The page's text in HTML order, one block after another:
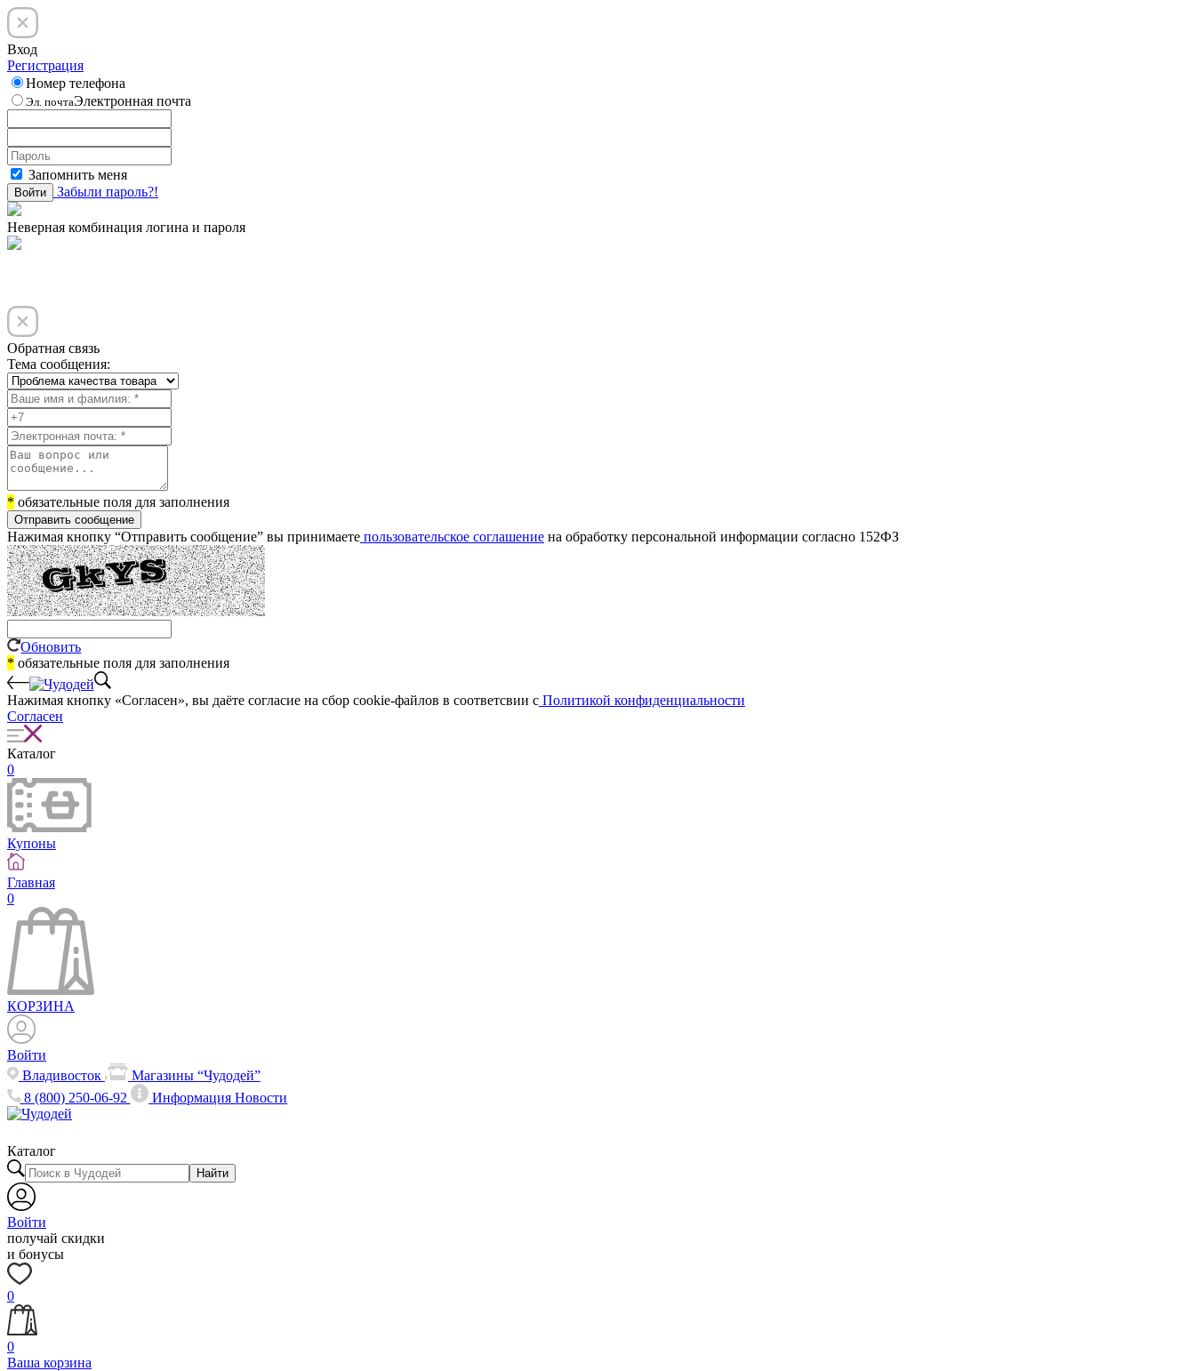
Вход
Регистрация
Номер телефона
Эл. почтаЭлектронная почта
Запомнить меня
Войти Забыли пароль?!
Неверная комбинация логина и пароля
Обратная связь
Тема сообщения:
* обязательные поля для заполнения
Отправить сообщение
Нажимая кнопку “Отправить сообщение” вы принимаете пользовательское соглашение на обработку персональной информации согласно 152ФЗ
Обновить
* обязательные поля для заполнения
Нажимая кнопку «Согласен», вы даёте cогласие на сбор cookie-файлов в соответсвии с Политикой конфиденциальности
Согласен
Каталог
0
Купоны
Главная
0
КОРЗИНА
Войти
Владивосток
Магазины “Чудодей”
8 (800) 250-06-92
ИнформацияНовости
Каталог
Найти
Войти
получай скидки
и бонусы
0
0
Ваша корзина